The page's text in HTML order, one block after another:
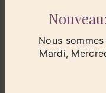
Nous
Mardi,